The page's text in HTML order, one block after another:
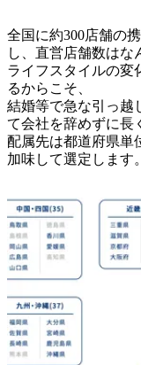
全国に約300店舗の
し、直営店舗数はな
ライフスタイルの変
るからこそ、
結婚等で急な引っ越
て会社を辞めずに長
配属先は都道府県単
加味して選定します。